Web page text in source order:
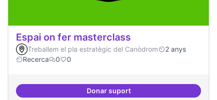
Espai on fer masterclass
Treballem el pla estratègic del Canòdrom
2 anys
Recerca
0 0
Donar suportEspai on fer masterclass